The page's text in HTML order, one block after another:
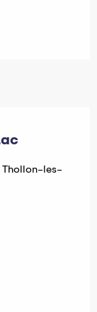
Thollon-les-